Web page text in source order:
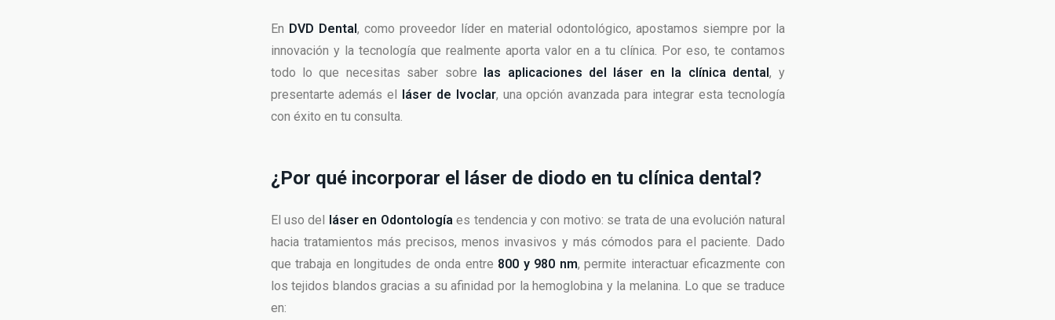
En DVD Dental , como proveedor líder en material odontológico, apostamos siempre por la
innovación y la tecnología que realmente aporta valor en a tu clínica. Por eso, te contamos
todo lo que necesitas saber sobre las aplicaciones del láser en la clínica dental, y
presentarte además el
láser de Ivoclar, una opción avanzada para integrar esta tecnología
con éxito en tu consulta.
¿Por qué incorporar el láser de diodo en tu clínica dental?
El uso del láser en Odontologíaes tendencia y con motivo: se trata de una evolución natural
hacia tratamientos más precisos, menos invasivos y más cómodos para el paciente. Dado
que trabaja en longitudes de onda entre 800 y 980 nm, permite interactuar eficazmente con
los tejidos blandos gracias a su afinidad por la hemoglobina y la melanina. Lo que se traduce
en: